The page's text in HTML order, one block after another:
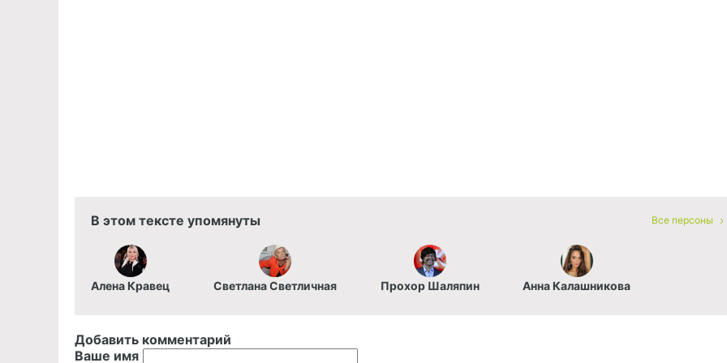
В этом тексте упомянуты Все персоны
Алена Кравец Светлана Светличная Прохор Шаляпин Анна Калашникова
Добавить комментарий
Ваше имя